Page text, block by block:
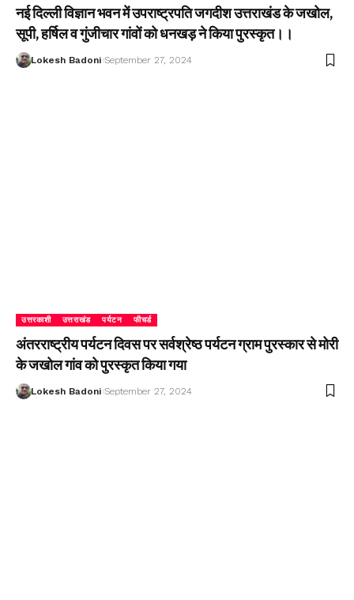
नई दिल्ली विज्ञान भवन में उपराष्ट्रपति जगदीश उत्तराखंड के जखोल,
सूपी, हर्षिल व गुंजीचार गांवों को धनखड़ ने किया पुरस्कृत।।
Lokesh Badoni September 27, 2024
उत्तरकाशी उत्तराखंड पर्यटन फीचर्ड
अंतरराष्ट्रीय पर्यटन दिवस पर सर्वश्रेष्ठ पर्यटन ग्राम पुरस्कार से मोरी
के जखोल गांव को पुरस्कृत किया गया
Lokesh Badoni September 27, 2024